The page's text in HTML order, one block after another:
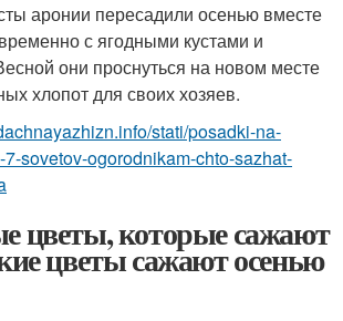
аронии пересадили осенью вместе
с ягодными кустами и
они проснуться на новом месте
хлопот для своих хозяев.
stati/posadki-na-
sovetov-ogorodnikam-chto-sazhat-
цветы, которые сажают
цветы сажают осенью